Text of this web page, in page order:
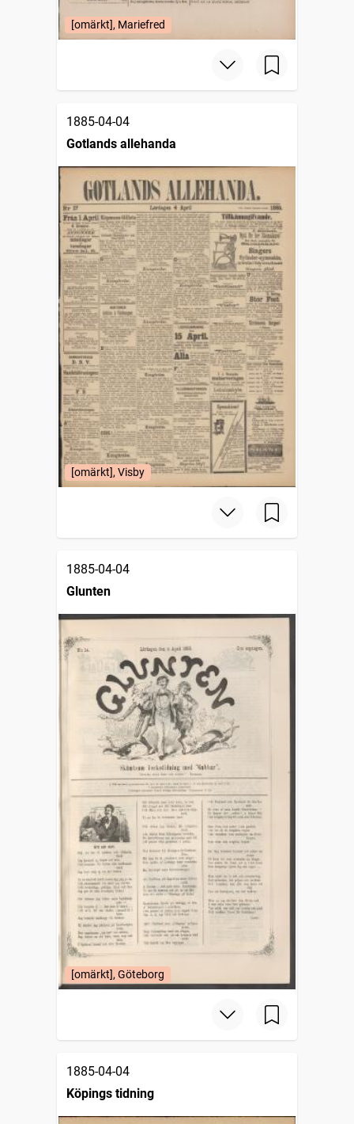
[omärkt], Mariefred
1885-04-04
Gotlands allehanda
[omärkt], Visby
1885-04-04
Glunten
[omärkt], Göteborg
1885-04-04
Köpings tidning